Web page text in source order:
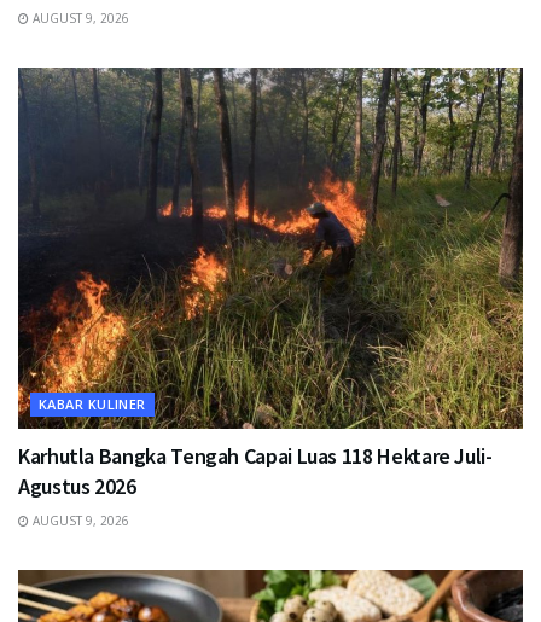
AUGUST 9, 2026
KABAR KULINER
Karhutla Bangka Tengah Capai Luas 118 Hektare Juli-
Agustus 2026
AUGUST 9, 2026